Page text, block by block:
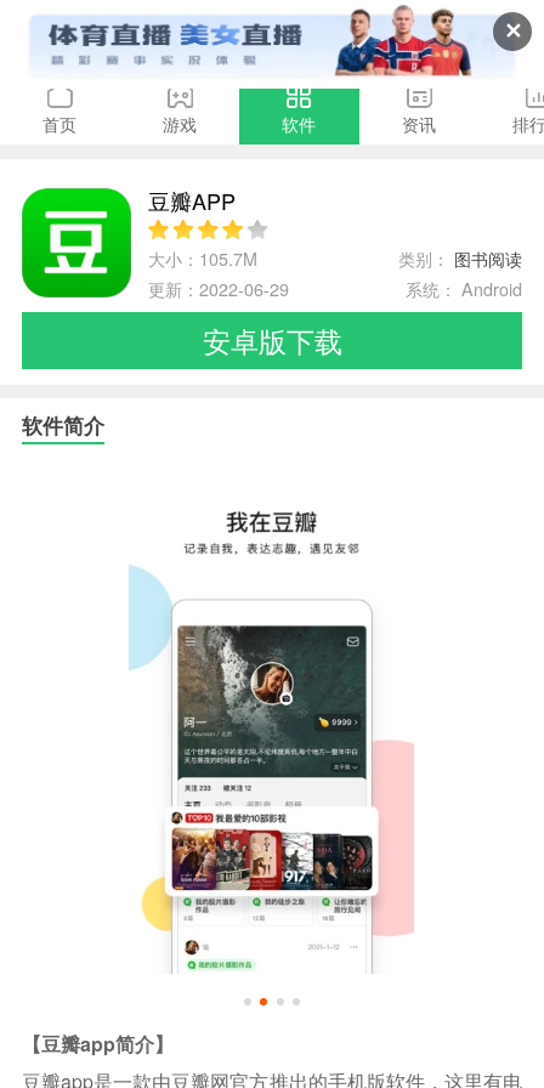
✕
首页 游戏 软件 资讯 排
豆瓣APP
大小：105.7M 类别： 图书阅读
更新：2022-06-29
系统： Android
安卓版下载
软件简介
【豆瓣app简介】
豆瓣app是一款由豆瓣网官方推出的手机版软件，这里有电